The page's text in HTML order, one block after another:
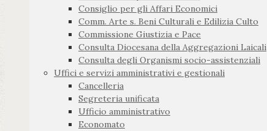
Consiglio per gli Affari Economici
Comm. Arte s. Beni Culturali e Edilizia Culto
Commissione Giustizia e Pace
Consulta Diocesana della Aggregazioni Laicali
Consulta degli Organismi socio-assistenziali
Uffici e servizi amministrativi e gestionali
Cancelleria
Segreteria unificata
Ufficio amministrativo
Economato